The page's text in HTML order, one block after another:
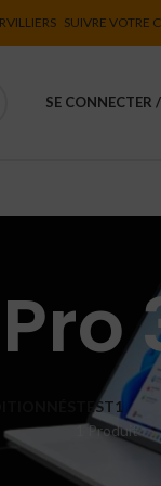
SUIVRE VOTRE
SE CONNECTER
TEST1
1 Produit